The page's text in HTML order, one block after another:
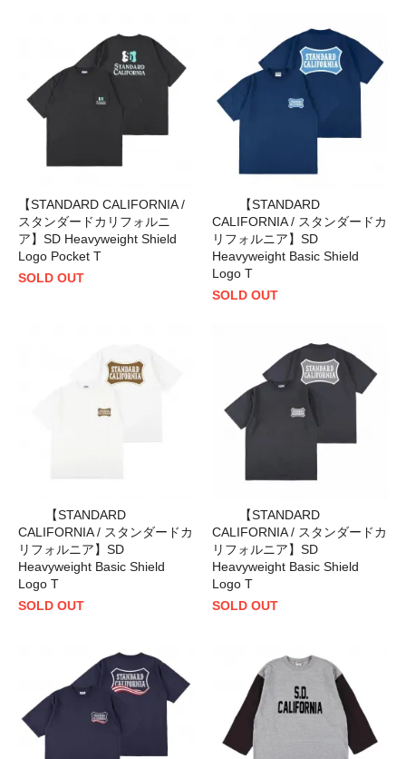
【STANDARD CALIFORNIA /
スタンダードカリフォルニ
ア】SD Heavyweight Shield
Logo Pocket T
SOLD OUT
【STANDARD
CALIFORNIA / スタンダードカ
リフォルニア】SD
Heavyweight Basic Shield
Logo T
SOLD OUT
【STANDARD
CALIFORNIA / スタンダードカ
リフォルニア】SD
Heavyweight Basic Shield
Logo T
SOLD OUT
【STANDARD
CALIFORNIA / スタンダードカ
リフォルニア】SD
Heavyweight Basic Shield
Logo T
SOLD OUT